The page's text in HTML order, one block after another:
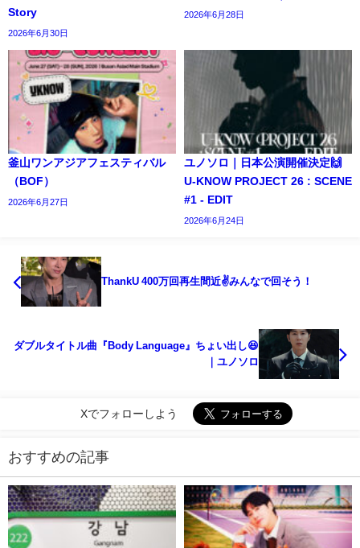
Story
2026年6月30日
2026年6月28日
釜山ワンアジアフェスティバル
（BOF）
2026年6月27日
ユノソロ｜日本公演開催決定🙌
U-KNOW PROJECT 26 : SCENE
#1 - EDIT
2026年6月24日
ThankU 400万回再生間近✌みんなで回そう！
ダブルタイトル曲『Body Language』ちょい出し😆
｜ユノソロ
Xでフォローしよう
おすすめの記事